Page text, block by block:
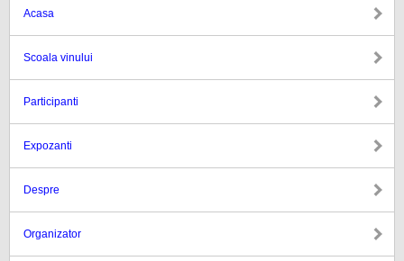
Acasa
Scoala vinului
Participanti
Expozanti
Despre
Organizator